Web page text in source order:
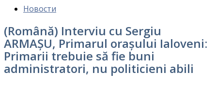
Новости
(Română) Interviu cu Sergiu
ARMAȘU, Primarul orașului Ialoveni:
Primarii trebuie să fie buni
administratori, nu politicieni abili